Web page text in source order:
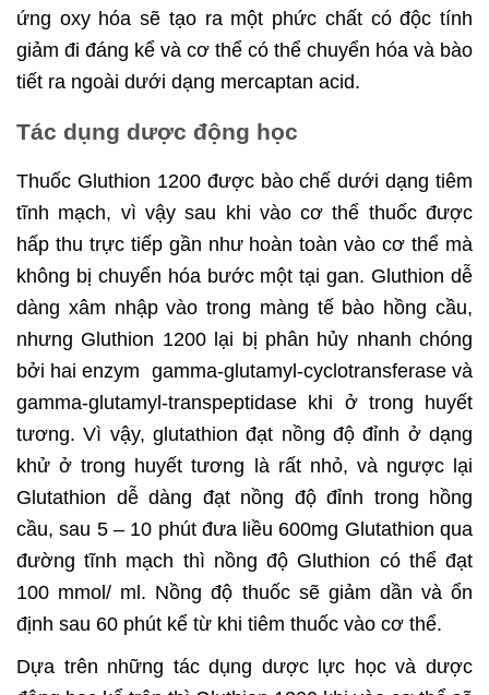
ứng oxy hóa sẽ tạo ra một phức chất có độc tính
giảm đi đáng kể và cơ thể có thể chuyển hóa và bào
tiết ra ngoài dưới dạng mercaptan acid.
Tác dụng dược động học
Thuốc Gluthion 1200 được bào chế dưới dạng tiêm
tĩnh mạch, vì vậy sau khi vào cơ thể thuốc được
hấp thu trực tiếp gần như hoàn toàn vào cơ thể mà
không bị chuyển hóa bước một tại gan. Gluthion dễ
dàng xâm nhập vào trong màng tế bào hồng cầu,
nhưng Gluthion 1200 lại bị phân hủy nhanh chóng
bởi hai enzym gamma-glutamyl-cyclotransferase và
gamma-glutamyl-transpeptidase khi ở trong huyết
tương. Vì vậy, glutathion đạt nồng độ đỉnh ở dạng
khử ở trong huyết tương là rất nhỏ, và ngược lại
Glutathion dễ dàng đạt nồng độ đỉnh trong hồng
cầu, sau 5 – 10 phút đưa liều 600mg Glutathion qua
đường tĩnh mạch thì nồng độ Gluthion có thể đạt
100 mmol/ ml. Nồng độ thuốc sẽ giảm dần và ổn
định sau 60 phút kể từ khi tiêm thuốc vào cơ thể.
Dựa trên những tác dụng dược lực học và dược